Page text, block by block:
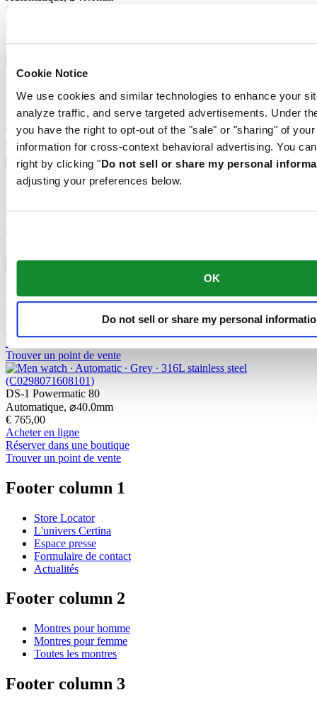
Cookie Notice
We use cookies and similar technologies to enhance your
analyze traffic, and serve targeted advertisements. Under
you have the right to opt-out of the "sale" or "sharing" of
information for cross-context behavioral advertising. You
right by clicking "Do not sell or share my personal
adjusting your preferences below.
OK
Do not sell or share my personal
€ 1.100,00
Réserver dans une boutique
Trouver un point de vente
DS-1 Skeleton
Automatique,⌀40.0mm
€ 1.050,00
Acheter en ligne
Réserver dans une boutique
Trouver un point de vente
DS-1 Powermatic 80
€ 765,00
Réserver dans une boutique
Trouver un point de vente
DS-1 Big Date Powermatic 80
Automatique,⌀41.0mm
€ 985,00
Réserver dans une boutique
Trouver un point de vente
DS-1 Powermatic 80
Automatique, ⌀40.0mm
€ 765,00
Acheter en ligne
Réserver dans une boutique
Trouver un point de vente
Footer column 1
Store Locator
L'univers Certina
Espace presse
Formulaire de contact
Actualités
Footer column 2
Montres pour homme
Montres pour femme
Toutes les montres
Footer column 3